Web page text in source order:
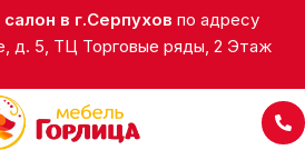
в г.Серпухов по адресу
д. 5, ТЦ Торговые ряды, 2 Этаж